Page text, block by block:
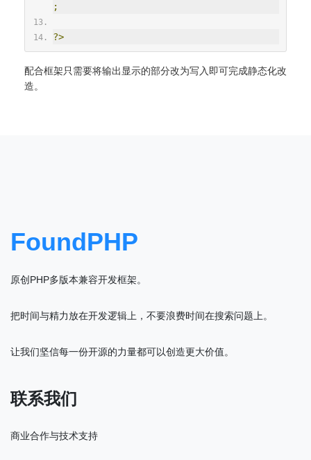
;
?>
配合框架只需要将输出显示的部分改为写入即可完成静态化改
造。
FoundPHP
原创PHP多版本兼容开发框架。
把时间与精力放在开发逻辑上，不要浪费时间在搜索问题上。
让我们坚信每一份开源的力量都可以创造更大价值。
联系我们
商业合作与技术支持